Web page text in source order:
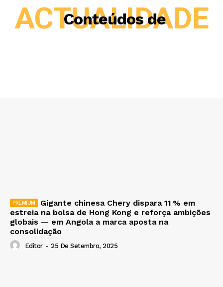
Conteúdos de
ACTUALIDADE
Gigante chinesa Chery dispara 11 % em
estreia na bolsa de Hong Kong e reforça ambições
globais — em Angola a marca aposta na
consolidação
Editor - 25 De Setembro, 2025